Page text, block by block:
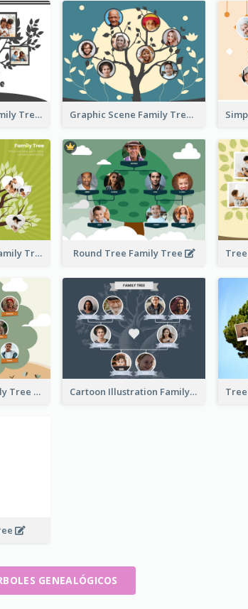
Graphic Design Family Tree Graphic Scene Family Tree
Tree And Hearts Family Tree Round Tree Family Tree
Cartoon Tree Family Tree Cartoon Illustration Family Tree Collage
GENEALÓGICOS